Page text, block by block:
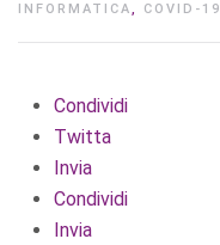
INFORMATICA, COVID-19
Condividi
Twitta
Invia
Condividi
Invia